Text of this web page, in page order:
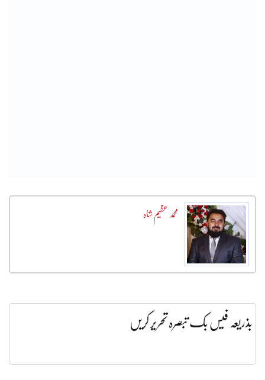
محمد عظیم شاہ
بذریعہ فیس بک تبصرہ تحریر کریں